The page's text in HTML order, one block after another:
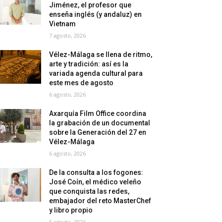
Jiménez, el profesor que
enseña inglés (y andaluz) en
Vietnam
7 agosto, 2026
Vélez-Málaga se llena de ritmo,
arte y tradición: así es la
variada agenda cultural para
este mes de agosto
6 agosto, 2026
Axarquía Film Office coordina
la grabación de un documental
sobre la Generación del 27 en
Vélez-Málaga
6 agosto, 2026
De la consulta a los fogones:
José Coín, el médico veleño
que conquista las redes,
embajador del reto MasterChef
y libro propio